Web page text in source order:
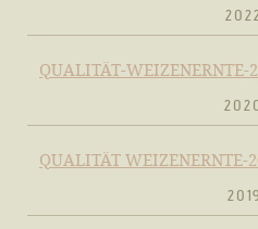
2022
QUALITÄT-WEIZENERNTE-
QUALITÄT WEIZENERNTE-
2019